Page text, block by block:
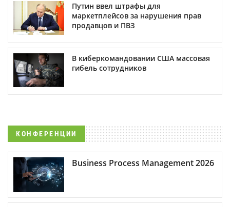
Путин ввел штрафы для
маркетплейсов за нарушения прав
продавцов и ПВЗ
В киберкомандовании США массовая
гибель сотрудников
КОНФЕРЕНЦИИ
Business Process Management 2026